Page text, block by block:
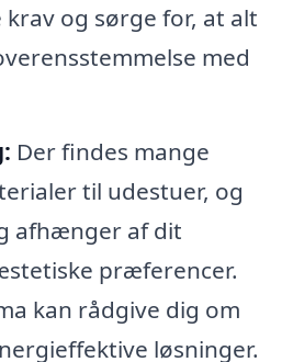
og sørge for, at alt
med
Der findes mange
til udestuer, og
afhænger af dit
præferencer.
kan rådgive dig om
løsninger.